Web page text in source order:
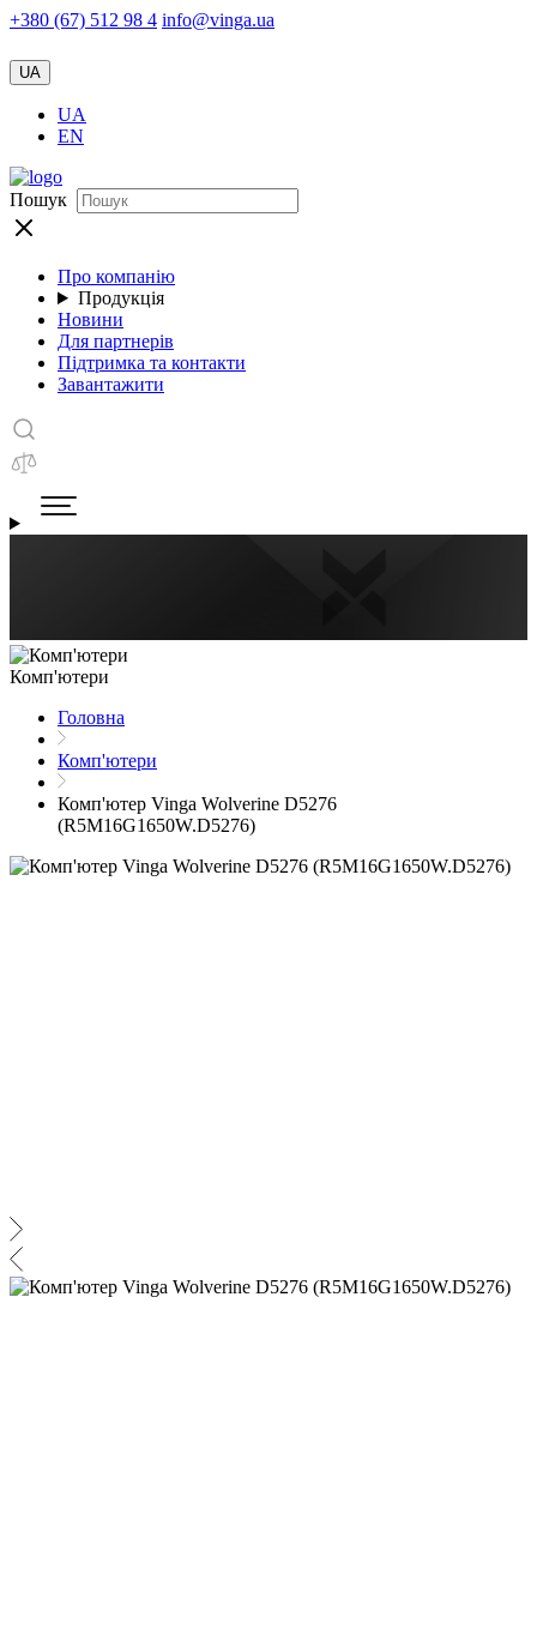
+380 (67) 512 98 4 info@vinga.ua
UA
UA
EN
Пошук
Про компанію
Продукція
Новини
Для партнерів
Підтримка та контакти
Завантажити
Комп'ютери
Головна
Комп'ютери
Комп'ютер Vinga Wolverine D5276
(R5M16G1650W.D5276)